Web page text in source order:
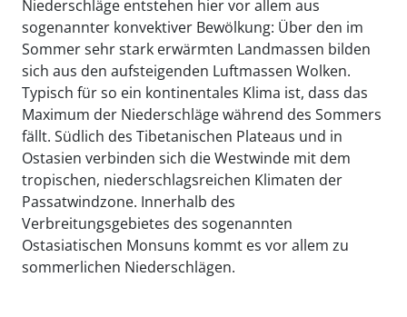
Niederschläge entstehen hier vor allem aus
sogenannter konvektiver Bewölkung: Über den im
Sommer sehr stark erwärmten Landmassen bilden
sich aus den aufsteigenden Luftmassen Wolken.
Typisch für so ein kontinentales Klima ist, dass das
Maximum der Niederschläge während des Sommers
fällt. Südlich des Tibetanischen Plateaus und in
Ostasien verbinden sich die Westwinde mit dem
tropischen, niederschlagsreichen Klimaten der
Passatwindzone. Innerhalb des
Verbreitungsgebietes des sogenannten
Ostasiatischen Monsuns kommt es vor allem zu
sommerlichen Niederschlägen.